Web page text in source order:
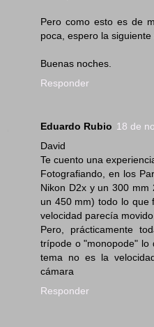
Pero como esto es de
poca, espero la
Buenas noches.
Responder
Eduardo Rubio 18 de
David
Te cuento una
Fotografiando, en los
Nikon D2x y un 300 mm
un 450 mm) todo lo que
velocidad parecía movido.
Pero, prácticamente
trípode o "monopode" lo
tema no es la
cámara
Responder